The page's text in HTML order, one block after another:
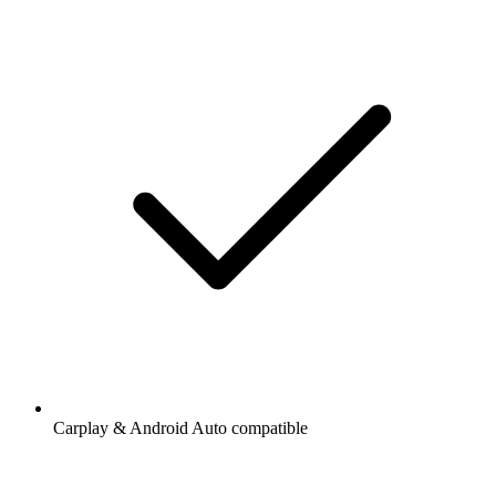
Carplay & Android Auto compatible